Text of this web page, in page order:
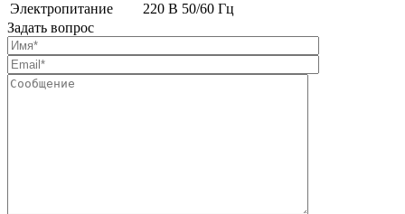
Электропитание
220 В 50/60 Гц
Задать вопрос